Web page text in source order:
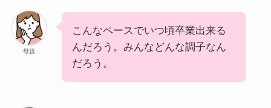
母親
こんなペースでいつ頃卒業出来る
んだろう。みんなどんな調子なん
だろう。